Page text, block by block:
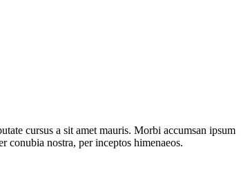
cursus a sit amet mauris. Morbi accumsan ipsum
conubia nostra, per inceptos himenaeos.